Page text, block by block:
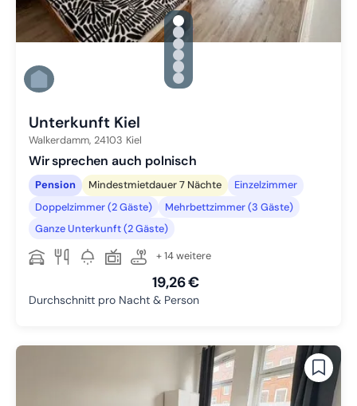
gallery.slide_selector
Zu Slide 1 wechseln
Zu Slide 2 wechseln
Zu Slide 3 wechseln
Zu Slide 4 wechseln
Zu Slide 5 wechseln
Zu Slide 6 wechseln
Unterkunft Kiel
Walkerdamm, 24103 Kiel
Wir sprechen auch polnisch
Pension Mindestmietdauer 7 Nächte
Einzelzimmer
Doppelzimmer (2 Gäste)
Mehrbettzimmer (3 Gäste)
Ganze Unterkunft (2 Gäste)
+ 14 weitere
19,26 €
Durchschnitt pro Nacht & Person